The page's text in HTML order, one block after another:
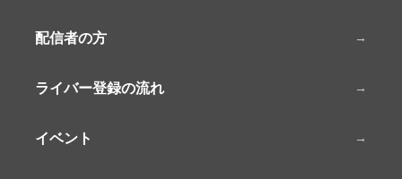
配信者の方
ライバー登録の流れ
イベント